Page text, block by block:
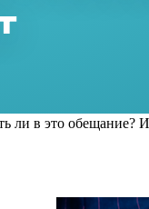
ли в это обещание?